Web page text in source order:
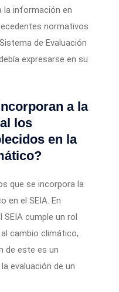
la información en
normativos
de Evaluación
expresarse en su
a la
los
en la
que se incorpora la
en el SEIA. En
cumple un rol
cambio climático,
de este es un
evaluación de un